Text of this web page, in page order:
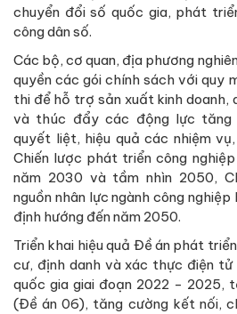
chuyển đổi số quốc gia, phát
công dân số.
Các bộ, cơ quan, địa phương
quyền các gói chính sách với quy
thi để hỗ trợ sản xuất kinh doanh,
và thúc đẩy các động lực tăng
quyết liệt, hiệu quả các nhiệm
Chiến lược phát triển công
năm 2030 và tầm nhìn 2050,
nguồn nhân lực ngành công
định hướng đến năm 2050.
Triển khai hiệu quả Đề án phát
cư, định danh và xác thực điện
quốc gia giai đoạn 2022 - 2025,
(Đề án 06), tăng cường kết nối,